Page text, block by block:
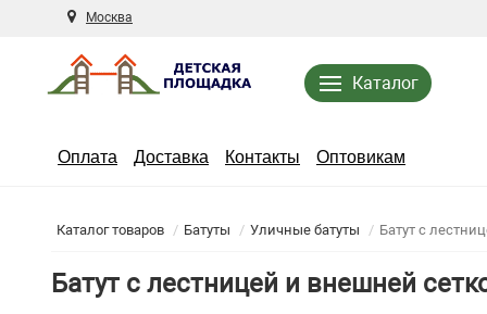
Москва
Каталог
Оплата Доставка Контакты Оптовикам
Каталог товаров Батуты Уличные батуты Батут с
Батут с лестницей и внешней